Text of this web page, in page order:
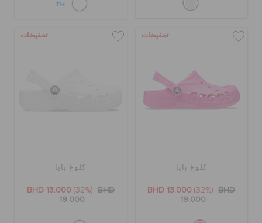
+11
تخفيضات
كلوغ بايا
BHD 13.000 (32%)
BHD
19.000
تخفيضات
كلوغ بايا
BHD 13.000 (32%)
BHD
19.000